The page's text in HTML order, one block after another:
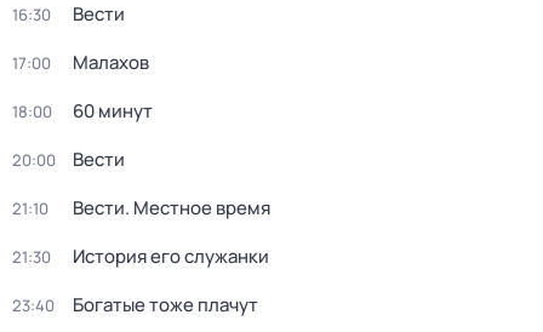
16:30 Вести
17:00 Малахов
18:00 60 минут
20:00 Вести
21:10 Вести. Местное время
21:30 История его служанки
23:40 Богатые тоже плачут